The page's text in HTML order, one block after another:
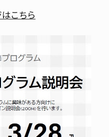
らせ
入札等情報
こちら